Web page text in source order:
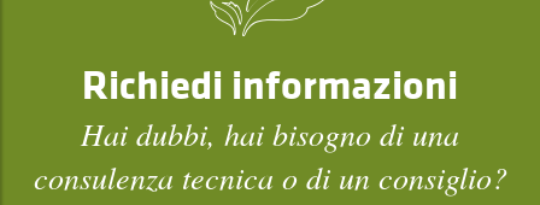
Richiedi informazioni
Hai dubbi, hai bisogno di una
consulenza tecnica o di un consiglio?